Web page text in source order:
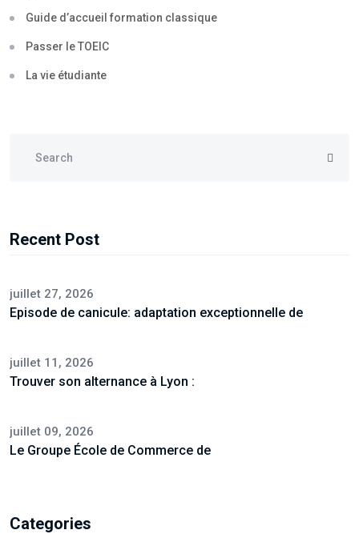
Guide d’accueil formation classique
Passer le TOEIC
La vie étudiante
Recent Post
juillet 27, 2026
Episode de canicule: adaptation exceptionnelle de
juillet 11, 2026
Trouver son alternance à Lyon :
juillet 09, 2026
Le Groupe École de Commerce de
Categories